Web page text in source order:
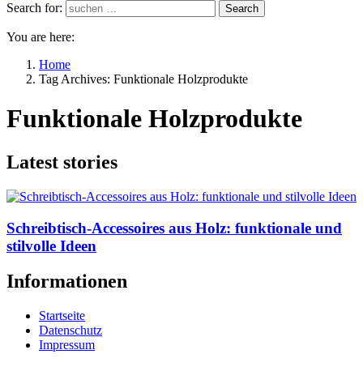
Search for:
Search
You are here:
Home
Tag Archives: Funktionale Holzprodukte
Funktionale Holzprodukte
Latest stories
Schreibtisch-Accessoires aus Holz: funktionale und
stilvolle Ideen
Informationen
Startseite
Datenschutz
Impressum